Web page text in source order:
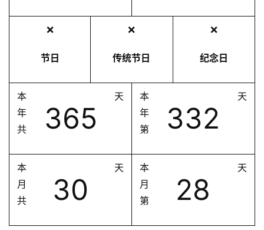
❌
节日
❌
传统节日
❌
纪念日
本
年
共
365
天
本
年
第
332
天
本
月
共
30
天
本
月
第
28
天